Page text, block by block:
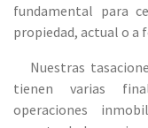
fundamental para
propiedad, actual o a
Nuestras
tienen varias
operaciones